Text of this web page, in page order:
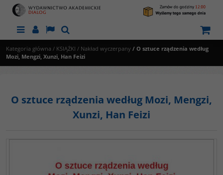
MenuPanelLangSzukaj
Kategoria główna / KSIĄŻKI / Nakład wyczerpany / O sztuce rządzenia według
Mozi, Mengzi, Xunzi, Han Feizi
O sztuce rządzenia według Mozi, Mengzi,
Xunzi, Han Feizi